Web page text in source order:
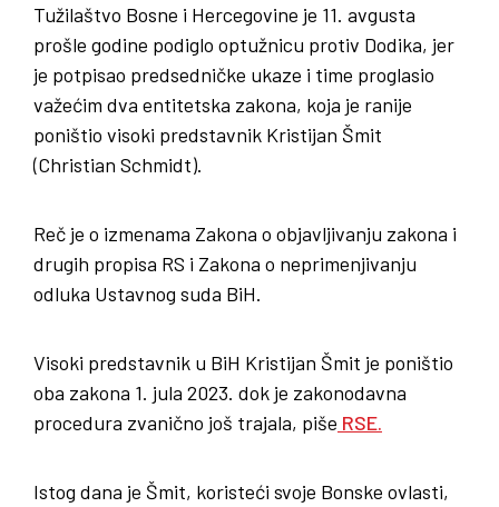
Tužilaštvo Bosne i Hercegovine je 11. avgusta
prošle godine podiglo optužnicu protiv Dodika, jer
je potpisao predsedničke ukaze i time proglasio
važećim dva entitetska zakona, koja je ranije
poništio visoki predstavnik Kristijan Šmit
(Christian Schmidt).
Reč je o izmenama Zakona o objavljivanju zakona i
drugih propisa RS i Zakona o neprimenjivanju
odluka Ustavnog suda BiH.
Visoki predstavnik u BiH Kristijan Šmit je poništio
oba zakona 1. jula 2023. dok je zakonodavna
procedura zvanično još trajala, piše RSE.
Istog dana je Šmit, koristeći svoje Bonske ovlasti,